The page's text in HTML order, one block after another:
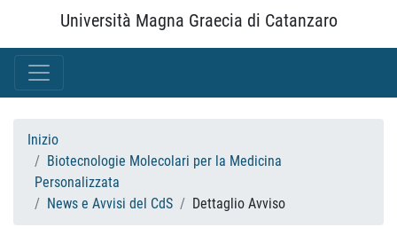
Università Magna Graecia di Catanzaro
Inizio
Biotecnologie Molecolari per la Medicina
Personalizzata
News e Avvisi del CdS
Dettaglio Avviso